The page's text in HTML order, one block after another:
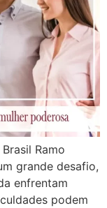
Ramo
grande desafio,
enfrentam
podem